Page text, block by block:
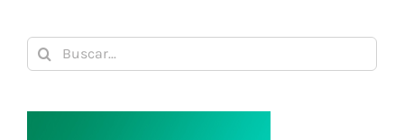
Buscar: